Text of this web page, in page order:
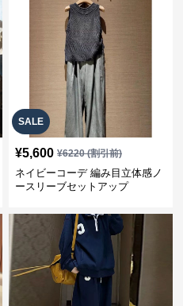
SALE
¥5,600 ¥6220(割引前)
ネイビーコーデ 編み目立体感ノ
ースリーブセットアップ